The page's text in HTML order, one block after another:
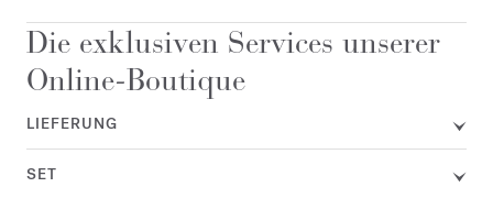
Die exklusiven Services unserer
Online-Boutique
LIEFERUNG
SET